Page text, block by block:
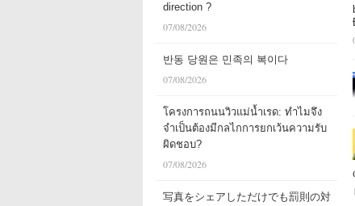
direction ?
07/08/2026
반동 당원은 민족의 복이다
07/08/2026
โครงการถนนวิวแม่น้ำเรด: ทำไมจึง
จำเป็นต้องมีกลไกการยกเว้นความรับ
ผิดชอบ?
07/08/2026
写真をシェアしただけでも罰則の対